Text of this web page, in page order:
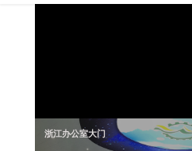
浙江办公室大门